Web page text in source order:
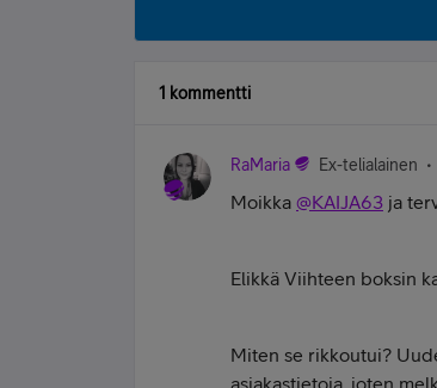
1 kommentti
RaMaria Ex-telialainen
Moikka @KAIJA63 ja
Elikkä Viihteen boksin
Miten se rikkoutui?
asiakastietoja, joten